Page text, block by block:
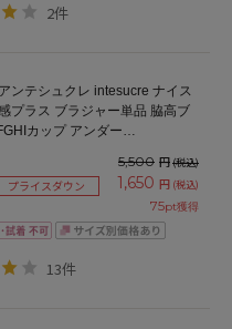
2件
ンテシュクレ intesucre ナイス
プラス ブラジャー単品 脇高ブ
カップ アンダー
5,500 円(税込)
プライスダウン 1,650 円 (税込)
75pt獲得
13件